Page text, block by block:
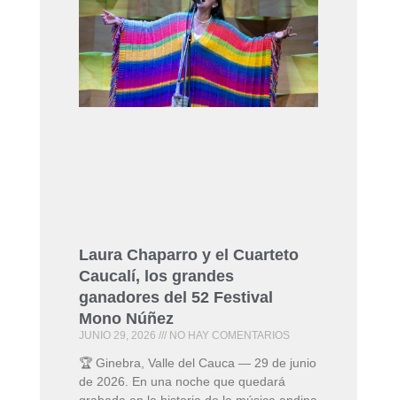
Laura Chaparro y el Cuarteto
Caucalí, los grandes
ganadores del 52 Festival
Mono Núñez
JUNIO 29, 2026 NO HAY COMENTARIOS
🏆 Ginebra, Valle del Cauca — 29 de junio
de 2026. En una noche que quedará